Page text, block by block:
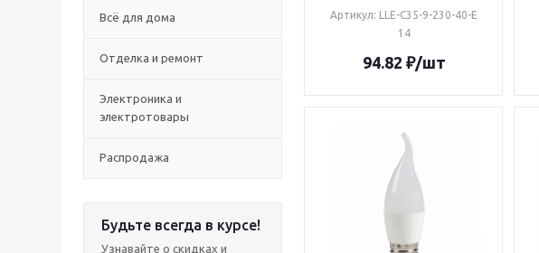
Всё для дома
Отделка и ремонт
Электроника и
электротовары
Распродажа
Будьте всегда в курсе!
Узнавайте о скидках и
Артикул: LLE-C35-9-230-40-E
14
94.82 ₽/шт